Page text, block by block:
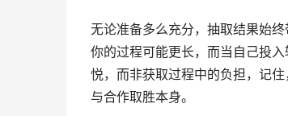
无论准备多么充分，抽取结果始
你的过程可能更长，而当自己投
悦，而非获取过程中的负担，记
与合作取胜本身。